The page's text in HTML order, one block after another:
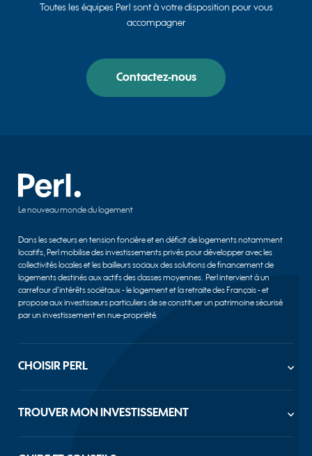
Toutes les équipes Perl sont à votre disposition pour vous
accompagner
Contactez-nous
Le nouveau monde du logement
Dans les secteurs en tension foncière et en déficit de logements notamment
locatifs, Perl mobilise des investissements privés pour développer avec les
collectivités locales et les bailleurs sociaux des solutions de financement de
logements destinés aux actifs des classes moyennes. Perl intervient à un
carrefour d’intérêts sociétaux - le logement et la retraite des Français - et
propose aux investisseurs particuliers de se constituer un patrimoine sécurisé
par un investissement en nue-propriété.
CHOISIR PERL
Société à mission
Nos engagements
TROUVER MON INVESTISSEMENT
Découvrir toutes nos offres